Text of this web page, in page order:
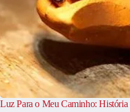
Luz Para o Meu Caminho: História